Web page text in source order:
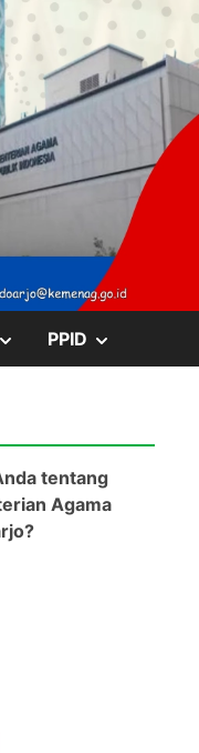
SHOW
MENU
PPID
MENU
tentang
Agama